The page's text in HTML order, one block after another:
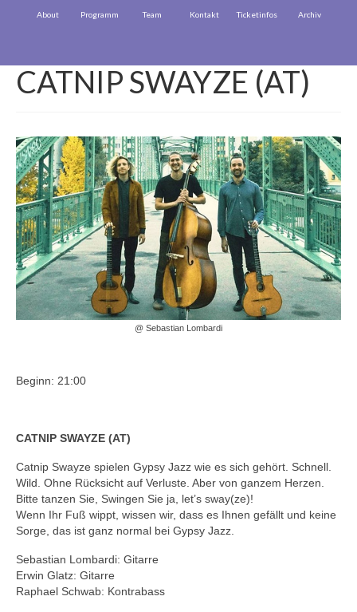
About Programm Team Kontakt Ticketinfos Archiv
CATNIP SWAYZE (AT)
@ Sebastian Lombardi
Beginn: 21:00
CATNIP SWAYZE (AT)
Catnip Swayze spielen Gypsy Jazz wie es sich gehört. Schnell.
Wild. Ohne Rücksicht auf Verluste. Aber von ganzem Herzen.
Bitte tanzen Sie, Swingen Sie ja, let’s sway(ze)!
Wenn Ihr Fuß wippt, wissen wir, dass es Ihnen gefällt und keine
Sorge, das ist ganz normal bei Gypsy Jazz.
Sebastian Lombardi: Gitarre
Erwin Glatz: Gitarre
Raphael Schwab: Kontrabass